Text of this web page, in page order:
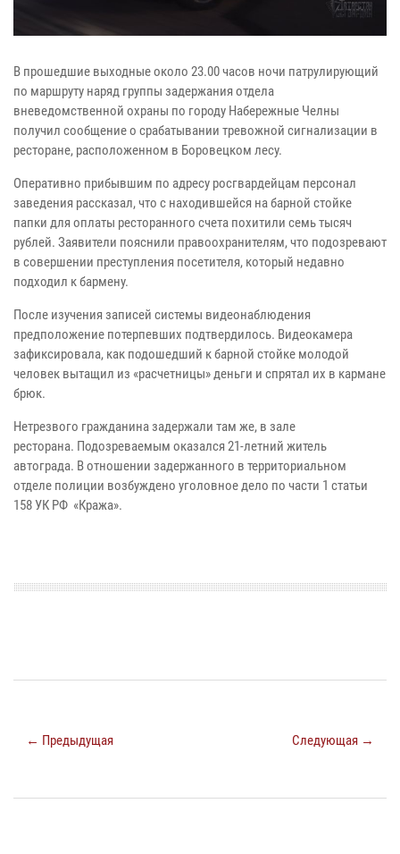
В прошедшие выходные около 23.00 часов ночи патрулирующий
по маршруту наряд группы задержания отдела
вневедомственной охраны по городу Набережные Челны
получил сообщение о срабатывании тревожной сигнализации в
ресторане, расположенном в Боровецком лесу.
Оперативно прибывшим по адресу росгвардейцам персонал
заведения рассказал, что с находившейся на барной стойке
папки для оплаты ресторанного счета похитили семь тысяч
рублей. Заявители пояснили правоохранителям, что подозревают
в совершении преступления посетителя, который недавно
подходил к бармену.
После изучения записей системы видеонаблюдения
предположение потерпевших подтвердилось. Видеокамера
зафиксировала, как подошедший к барной стойке молодой
человек вытащил из «расчетницы» деньги и спрятал их в кармане
брюк.
Нетрезвого гражданина задержали там же, в зале
ресторана. Подозреваемым оказался 21-летний житель
автограда. В отношении задержанного в территориальном
отделе полиции возбуждено уголовное дело по части 1 статьи
158 УК РФ «Кража».
← Предыдущая Следующая →